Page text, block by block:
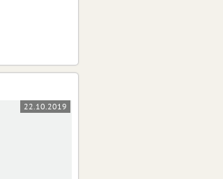
22.10.2019